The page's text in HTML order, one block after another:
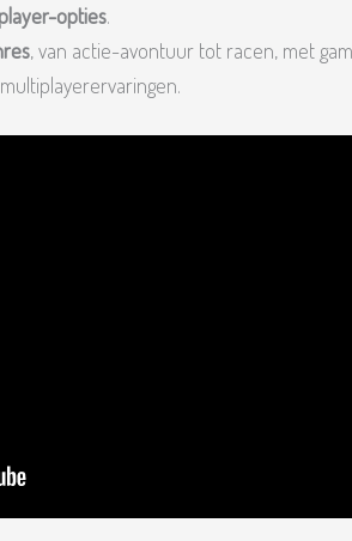
opties.
, van actie-avontuur tot racen, met